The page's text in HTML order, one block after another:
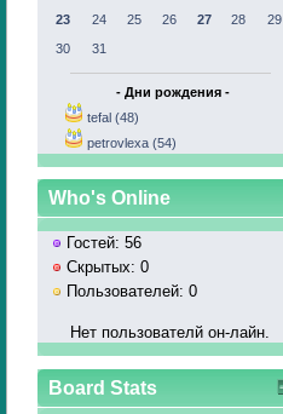
23
24 25 26 27 28
29
30
31
- Дни рождения -
tefal (48)
petrovlexa (54)
Who's Online
Гостей: 56
Скрытых: 0
Пользователей: 0
Нет пользователй он-лайн.
Board Stats